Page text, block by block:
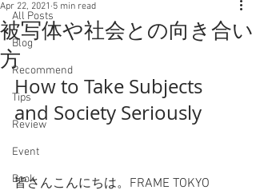
All Posts
Blog
Recommend
Tips
Review
Event
Book
被写体や社会との向き合い
方
Apr 22, 2021 5 min read
How to Take Subjects
and Society Seriously
皆さんこんにちは。FRAME TOKYO